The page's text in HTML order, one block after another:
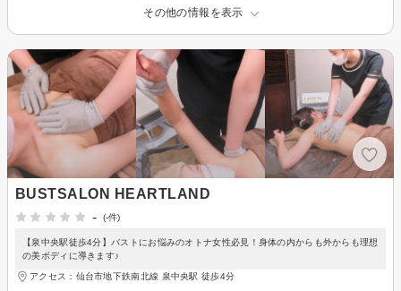
その他の情報を表示
BUSTSALON HEARTLAND
-
(-件)
【泉中央駅徒歩4分】バストにお悩みのオトナ女性必見！身体の内からも外からも理想
の美ボディに導きます♪
アクセス：仙台市地下鉄南北線 泉中央駅 徒歩4分